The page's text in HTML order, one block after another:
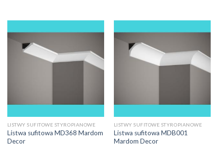
LISTWY SUFITOWE STYROPIANOWE
Listwa sufitowa MD368 Mardom
Decor
LISTWY SUFITOWE STYROPIANOWE
Listwa sufitowa MDB001
Mardom Decor